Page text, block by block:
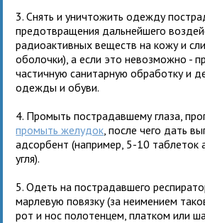
3. Снять и уничтожить одежду
предотвращения дальнейшего
радиоактивных веществ на кожу и
оболочки), а если это невозможно -
частичную санитарную обработку и
одежды и обуви.
4. Промыть пострадавшему глаза,
промыть желудок , после чего дать
адсорбент (например, 5-10 таблеток
угля).
5. Одеть на пострадавшего
марлевую повязку (за неимением
рот и нос полотенцем, платком или